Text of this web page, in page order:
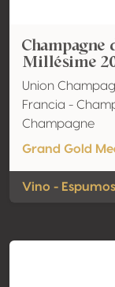
Millésime
Union
Francia -
Champagne
Grand Gold
Vino -